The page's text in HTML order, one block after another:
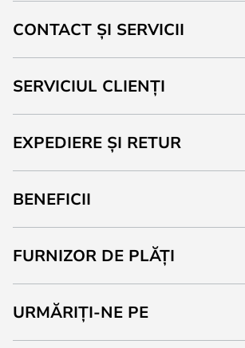
CONTACT ȘI SERVICII
SERVICIUL CLIENȚI
EXPEDIERE ȘI RETUR
BENEFICII
FURNIZOR DE PLĂȚI
URMĂRIȚI-NE PE